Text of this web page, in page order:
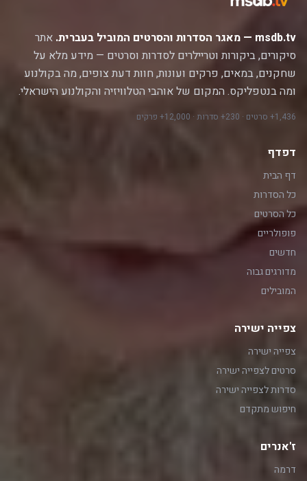
msdb.tv — מאגר הסדרות והסרטים המוביל בעברית.
אתר
סיקורים, ביקורות וטריילרים לסדרות וסרטים — מידע מלא על
שחקנים, במאים, פרקים ועונות, חוות דעת צופים, מה בקולנוע
ומה בנטפליקס. המקום של אוהבי הטלוויזיה והקולנוע הישראלי.
1,436+ סרטים · 230+ סדרות · 12,000+ פרקים
דפדף
דף הבית
כל הסדרות
כל הסרטים
פופולריים
חדשים
מדורגים גבוה
המובילים
צפייה ישירה
צפייה ישירה
סרטים לצפייה ישירה
סדרות לצפייה ישירה
חיפוש מתקדם
ז'אנרים
דרמה